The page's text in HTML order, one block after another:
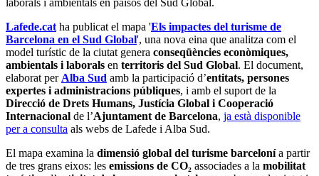
laborals i ambientals en països del Sud Global.
Lafede.catha publicat el mapa 'Els impactes del turisme de
Barcelona en el Sud Global', una nova eina que analitza com el
model turístic de la ciutat genera conseqüències econòmiques,
ambientals i laborals en territoris del Sud Global. El document,
elaborat perAlba Sud amb la participació d’entitats, persones
expertes i administracions públiques, i amb el suport de la
Direcció de Drets Humans, Justícia Global i Cooperació
Internacional de l’Ajuntament de Barcelona, ja està disponible
per a consulta als webs de Lafede i Alba Sud.
El mapa examina la dimensió global del turisme barcelonía partir
de tres grans eixos: les emissions de CO₂ associades a la mobilitat